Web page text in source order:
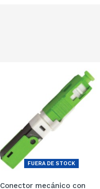
FUERA DE STOCK
Conector mecánico con